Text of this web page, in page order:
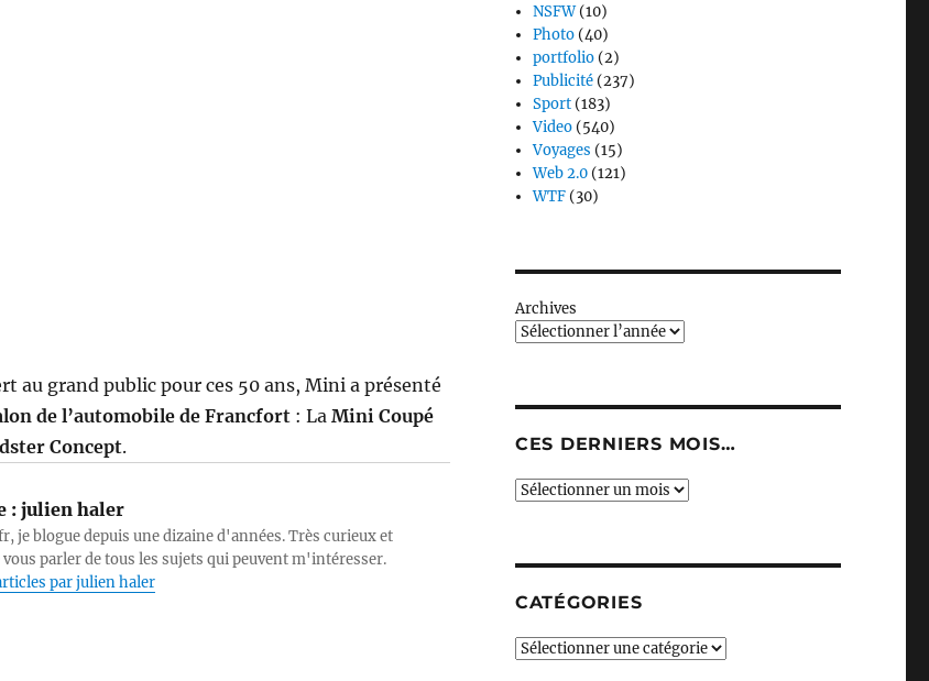
au grand public pour ces 50 ans, Mini a présenté
de l’automobile de Francfort: La Mini Coupé
Concept.
:julien haler
je blogue depuis une dizaine d'années. Très curieux et
parler de tous les sujets qui peuvent m'intéresser.
par julien haler
NSFW(10)
Photo (40)
portfolio (2)
Publicité (237)
Sport (183)
Video (540)
Voyages (15)
Web 2.0 (121)
WTF (30)
Archives
CES DERNIERS MOIS…
Ces
CATÉGORIES
Catégories